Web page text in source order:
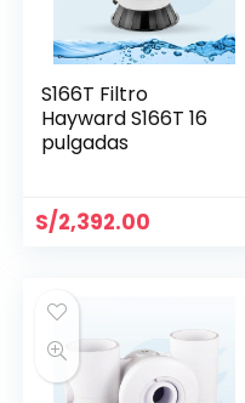
S166T Filtro
Hayward S166T 16
pulgadas
S/2,392.00